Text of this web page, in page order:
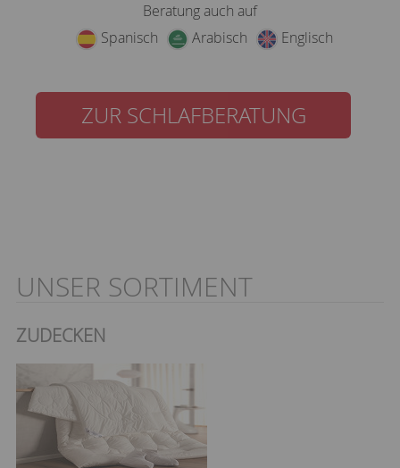
Beratung auch auf
Spanisch
Arabisch Englisch
ZUR SCHLAFBERATUNG
UNSER SORTIMENT
ZUDECKEN